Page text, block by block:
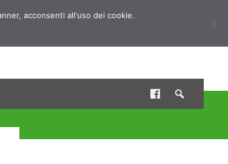
acconsenti all'uso dei cookie.